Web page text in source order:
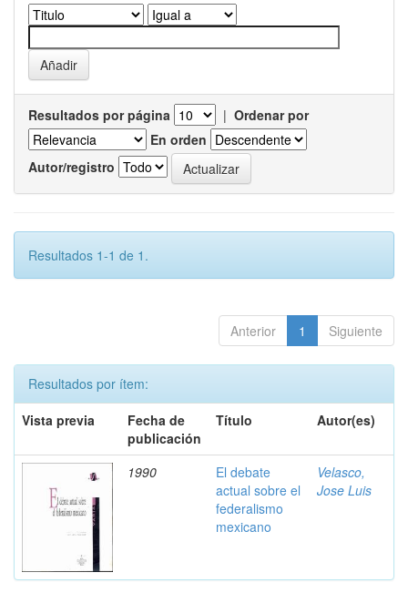
Resultados por página | Ordenar por
En orden
Autor/registro
Resultados 1-1 de 1.
Anterior 1 Siguiente
Resultados por ítem:
Vista previa
Fecha de
publicación
Título Autor(es)
1990
El debate
actual sobre el
federalismo
mexicano
Velasco,
Jose Luis